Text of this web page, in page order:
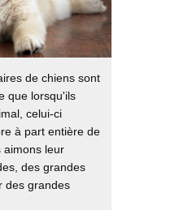
de chiens sont
que lorsqu'ils
celui-ci
à part entière de
aimons leur
des grandes
des grandes